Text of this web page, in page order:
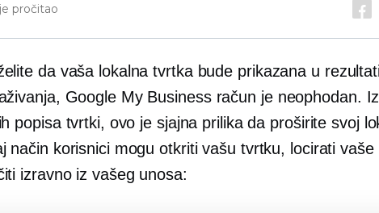
pročitao
da vaša lokalna tvrtka bude prikazana u
Google My Business račun je neophodan.
popisa tvrtki, ovo je sjajna prilika da proširite svoj
način korisnici mogu otkriti vašu tvrtku, locirati vaše
izravno iz vašeg unosa: